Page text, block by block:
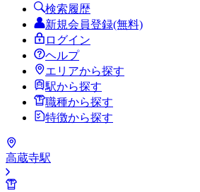
検索履歴
新規会員登録(無料)
ログイン
ヘルプ
エリアから探す
駅から探す
職種から探す
特徴から探す
高蔵寺駅